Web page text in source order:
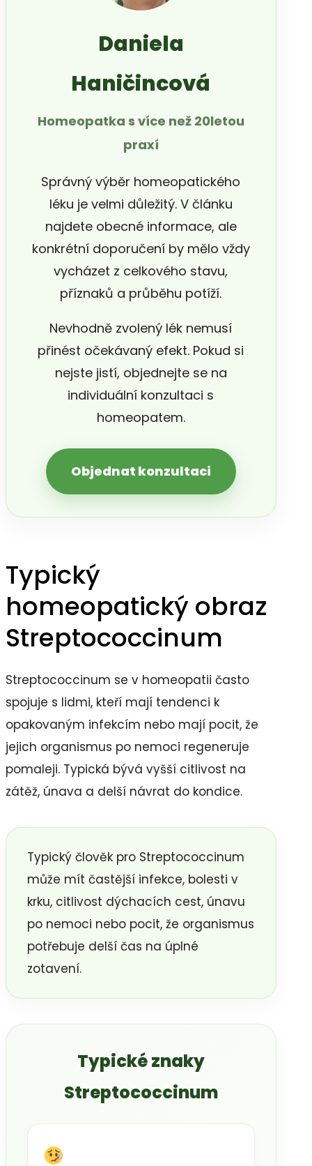
Daniela
Haničincová
Homeopatka s více než 20letou
praxí
Správný výběr homeopatického
léku je velmi důležitý. V článku
najdete obecné informace, ale
konkrétní doporučení by mělo vždy
vycházet z celkového stavu,
příznaků a průběhu potíží.
Nevhodně zvolený lék nemusí
přinést očekávaný efekt. Pokud si
nejste jistí, objednejte se na
individuální konzultaci s
homeopatem.
Objednat konzultaci
Typický
homeopatický obraz
Streptococcinum
Streptococcinum se v homeopatii často
spojuje s lidmi, kteří mají tendenci k
opakovaným infekcím nebo mají pocit, že
jejich organismus po nemoci regeneruje
pomaleji. Typická bývá vyšší citlivost na
zátěž, únava a delší návrat do kondice.
Typický člověk pro Streptococcinum
může mít častější infekce, bolesti v
krku, citlivost dýchacích cest, únavu
po nemoci nebo pocit, že organismus
potřebuje delší čas na úplné
zotavení.
Typické znaky
Streptococcinum